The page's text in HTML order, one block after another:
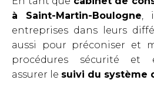
à Saint-Martin-Boulogne,
entreprises dans leurs
aussi pour préconiser et
procédures sécurité et
assurer le suivi du système